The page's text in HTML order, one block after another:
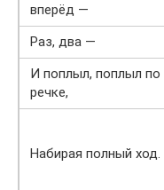
вперёд —
Раз, два —
И поплыл, поплыл по
речке,
Набирая полный ход.